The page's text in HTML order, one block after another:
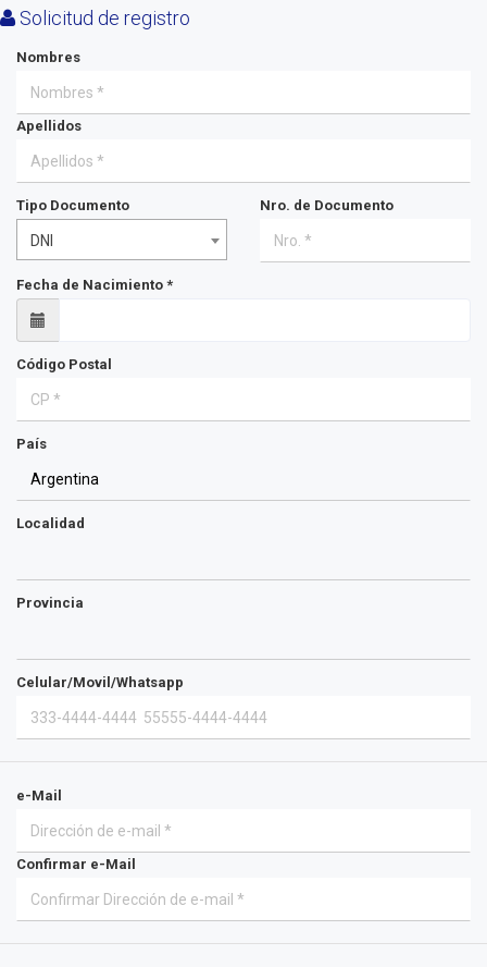
Solicitud de registro
Nombres
Apellidos
Tipo Documento
DNI
Nro. de Documento
Fecha de Nacimiento *
Código Postal
País
Localidad
Provincia
Celular/Movil/Whatsapp
e-Mail
Confirmar e-Mail